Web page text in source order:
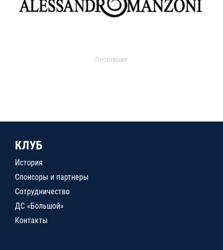
Поставщик
КЛУБ
История
Спонсоры и партнеры
Сотрудничество
ДС «Большой»
Контакты